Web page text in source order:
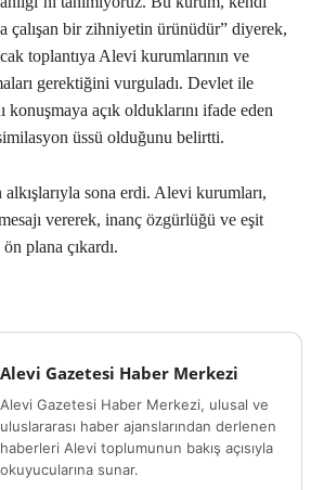
çalışan bir zihniyetin ürünüdür” diyerek,
toplantıya Alevi kurumlarının ve
gerektiğini vurguladı. Devlet ile
konuşmaya açık olduklarını ifade eden
üssü olduğunu belirtti.
alkışlarıyla sona erdi. Alevi kurumları,
vererek, inanç özgürlüğü ve eşit
plana çıkardı.
Alevi Gazetesi Haber Merkezi
Alevi Gazetesi Haber Merkezi, ulusal ve
uluslararası haber ajanslarından derlenen
haberleri Alevi toplumunun bakış açısıyla
okuyucularına sunar.